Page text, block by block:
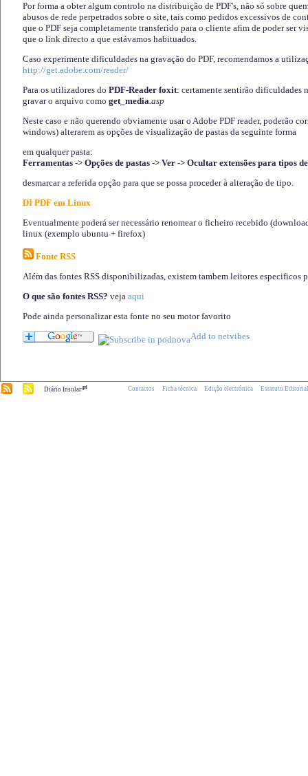
Por forma a obter algum controlo na distribuição de PDF's, não só sobre
abusos de rede perpetrados sobre o site, tais como pedidos excessivos de
que o PDF seja completamente transferido para o cliente afim de poder ser
que o link directo a que estávamos habituados.
Caso experimente díficuldades na gravação do PDF, recomendamos a
http://get.adobe.com/reader/
Para os utilizadores do PDF-Reader foxit: certamente sentirão dificuldades
gravar o arquivo como get_media.asp
Neste caso e não querendo obviamente usar o Adobe PDF reader, poderão
windows) alterarem as opções de visualização de pastas da seguinte forma
em qualquer pasta:
Ferramentas -> Opções de pastas -> Ver -> Ocultar extensões para tipos
desmarcar a referida opção para que se possa proceder à alteração de tipo.
DI PDF em Linux
Eventualmente poderá ser necessário renomear o ficheiro recebido
linux (exemplo ubuntu + firefox)
Fonte RSS
Além das fontes RSS disponibilizadas, existem tambem leitores especificos
O que são fontes RSS? veja aqui
Pode ainda personalizar esta fonte no seu motor favorito
Diário Insular.pt Contactos Ficha técnica Edição electrónica Estatuto Editorial